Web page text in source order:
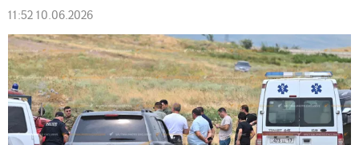
11:52 10.06.2026